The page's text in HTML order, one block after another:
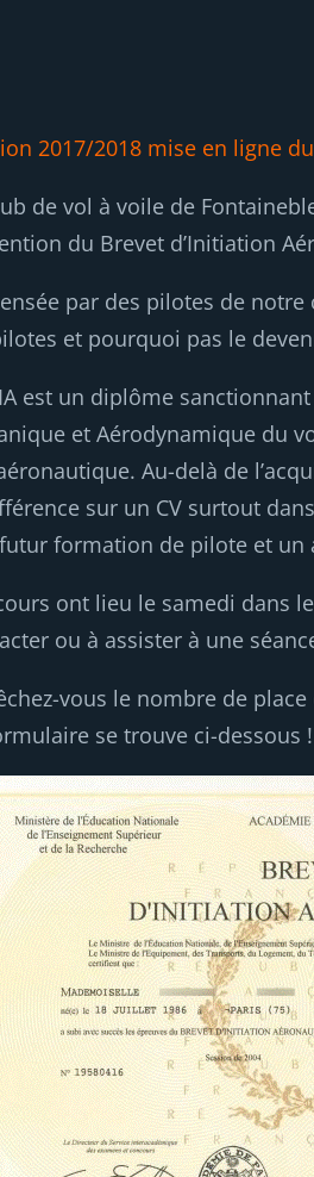
2017/2018 mise en ligne
de vol à voile de
du Brevet d’Initiation
par des pilotes de
et pourquoi pas le
est un diplôme
et Aérodynamique du
Au-delà de
sur un CV surtout
formation de pilote et un
ont lieu le samedi dans
ou à assister à une
vous le nombre de
se trouve ci-dessous !